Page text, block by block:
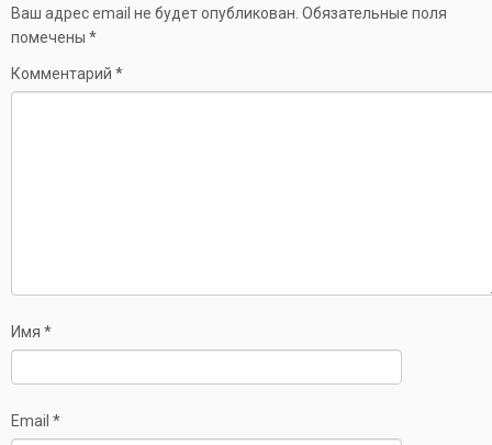
Ваш адрес email не будет опубликован. Обязательные поля
помечены *
Комментарий *
Имя *
Email *